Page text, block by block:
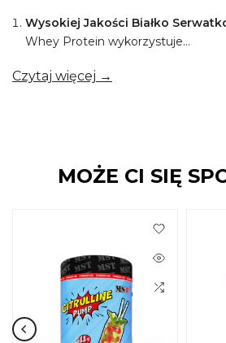
Wysokiej Jakości Białko
Whey Protein wykorzystuje...
Czytaj więcej →
MOŻE CI SIĘ